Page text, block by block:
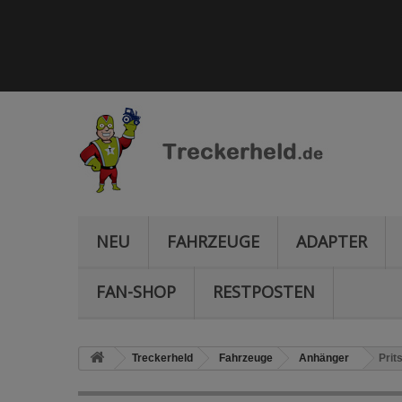
NEU FAHRZEUGE ADAPTER
FAN-SHOP RESTPOSTEN
Treckerheld Fahrzeuge Anhänger